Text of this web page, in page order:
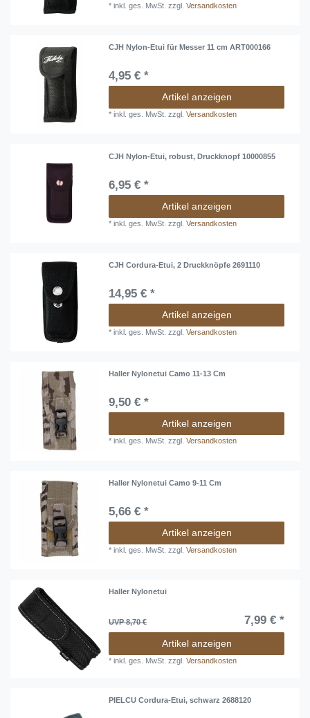
*inkl. ges. MwSt. zzgl.Versandkosten
CJH Nylon-Etui für Messer 11 cm ART000166
4,95 € *
Artikel anzeigen
*inkl. ges. MwSt. zzgl.Versandkosten
CJH Nylon-Etui, robust, Druckknopf 10000855
6,95 € *
Artikel anzeigen
*inkl. ges. MwSt. zzgl.Versandkosten
CJH Cordura-Etui, 2 Druckknöpfe 2691110
14,95 € *
Artikel anzeigen
*inkl. ges. MwSt. zzgl.Versandkosten
Haller Nylonetui Camo 11-13 Cm
9,50 € *
Artikel anzeigen
*inkl. ges. MwSt. zzgl.Versandkosten
Haller Nylonetui Camo 9-11 Cm
5,66 € *
Artikel anzeigen
*inkl. ges. MwSt. zzgl.Versandkosten
Haller Nylonetui
UVP 8,70 € 7,99 € *
Artikel anzeigen
*inkl. ges. MwSt. zzgl.Versandkosten
PIELCU Cordura-Etui, schwarz 2688120